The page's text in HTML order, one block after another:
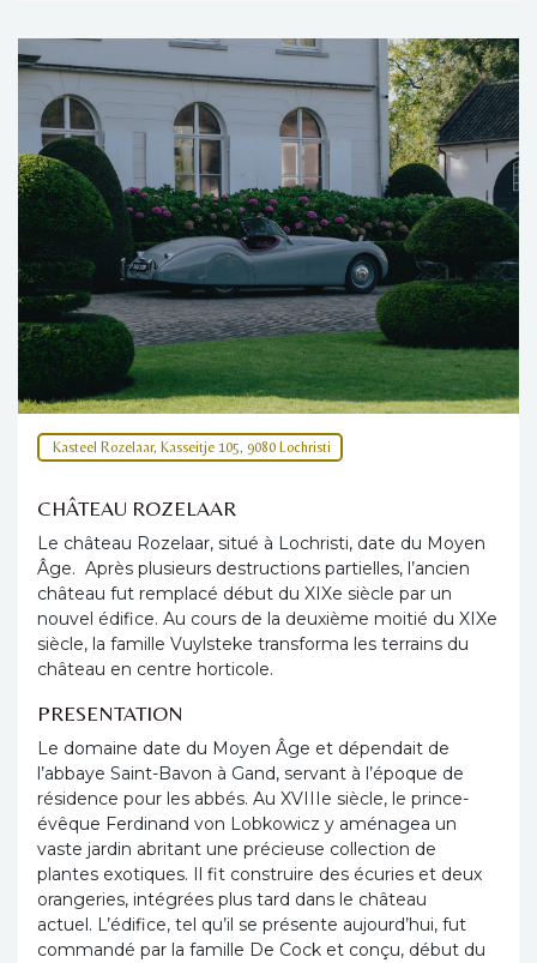
Kasteel Rozelaar, Kasseitje 105, 9080 Lochristi
CHÂTEAU ROZELAAR
Le château Rozelaar, situé à Lochristi, date du Moyen
Âge. Après plusieurs destructions partielles, l’ancien
château fut remplacé début du XIXe siècle par un
nouvel édifice. Au cours de la deuxième moitié du XIXe
siècle, la famille Vuylsteke transforma les terrains du
château en centre horticole.
PRESENTATION
Le domaine date du Moyen Âge et dépendait de
l’abbaye Saint-Bavon à Gand, servant à l’époque de
résidence pour les abbés. Au XVIIIe siècle, le prince-
évêque Ferdinand von Lobkowicz y aménagea un
vaste jardin abritant une précieuse collection de
plantes exotiques. Il fit construire des écuries et deux
orangeries, intégrées plus tard dans le château
actuel. L’édifice, tel qu’il se présente aujourd’hui, fut
commandé par la famille De Cock et conçu, début du